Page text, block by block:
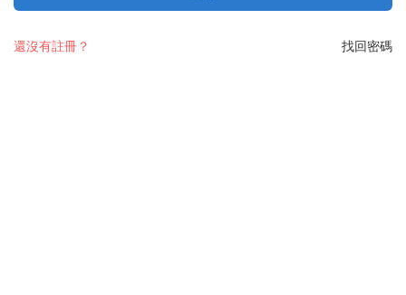
找回密碼
還沒有註冊？